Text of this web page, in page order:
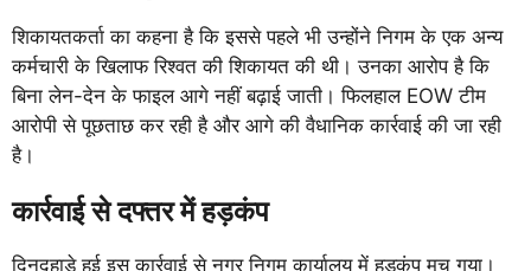
शिकायतकर्ता का कहना है कि इससे पहले भी उन्होंने निगम के एक अन्य
कर्मचारी के खिलाफ रिश्वत की शिकायत की थी। उनका आरोप है कि
बिना लेन-देन के फाइल आगे नहीं बढ़ाई जाती। फिलहाल EOW टीम
आरोपी से पूछताछ कर रही है और आगे की वैधानिक कार्रवाई की जा रही
है।
कार्रवाई से दफ्तर में हड़कंप
दिनदहाड़े हुई इस कार्रवाई से नगर निगम कार्यालय में हड़कंप मच गया।